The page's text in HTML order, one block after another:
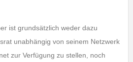
ist grundsätzlich weder dazu
unabhängig von seinem Netzwerk
zur Verfügung zu stellen, noch